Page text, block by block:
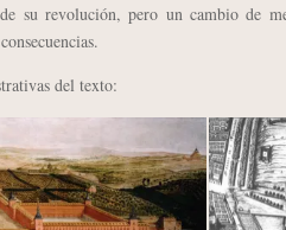
su revolución, pero un cambio de
del texto: